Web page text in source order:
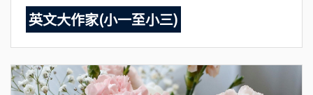
英文大作家(小一至小三)